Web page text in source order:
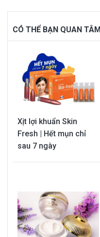
CÓ THỂ BẠN QUAN TÂM
Xịt lợi khuẩn Skin
Fresh | Hết mụn chỉ
sau 7 ngày